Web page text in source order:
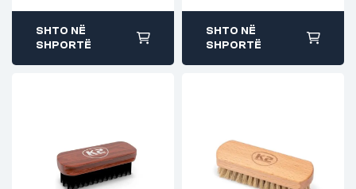
SHTO NË
SHPORTË
SHTO NË
SHPORTË